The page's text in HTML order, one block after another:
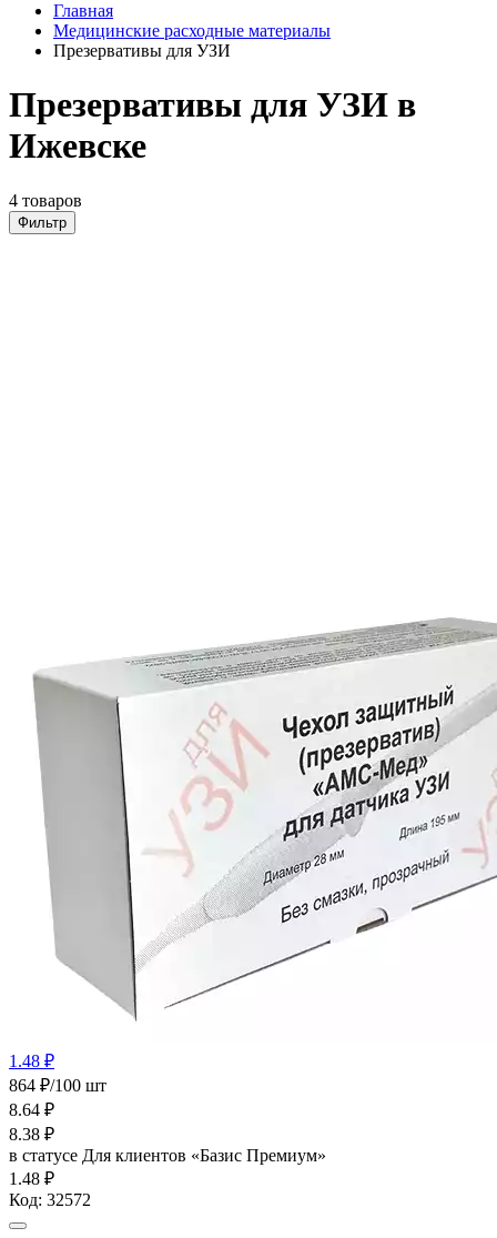
Главная
Медицинские расходные материалы
Презервативы для УЗИ
Презервативы для УЗИ в
Ижевске
4 товаров
Фильтр
1.48 ₽
864 ₽/100 шт
8.64 ₽
8.38 ₽
в статусе Для клиентов «Базис Премиум»
1.48 ₽
Код: 32572